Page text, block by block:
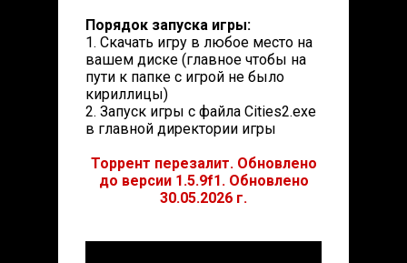
Порядок запуска игры:
1. Скачать игру в любое место на
вашем диске (главное чтобы на
пути к папке с игрой не было
кириллицы)
2. Запуск игры с файла Cities2.exe
в главной директории игры
Торрент перезалит. Обновлено
до версии 1.5.9f1. Обновлено
30.05.2026 г.